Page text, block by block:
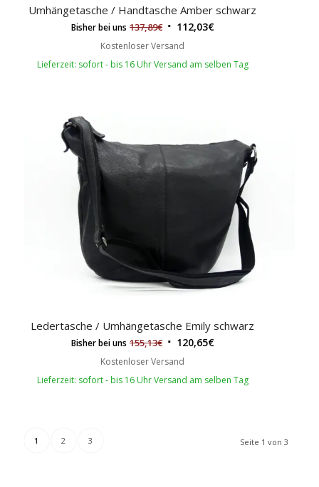
Umhängetasche / Handtasche Amber schwarz
Bisher bei uns 137,89€ 112,03€
Kostenloser Versand
Lieferzeit: sofort - bis 16 Uhr Versand am selben Tag
Ledertasche / Umhängetasche Emily schwarz
Bisher bei uns 155,13€ 120,65€
Kostenloser Versand
Lieferzeit: sofort - bis 16 Uhr Versand am selben Tag
Seite 1 von 3
1 2 3